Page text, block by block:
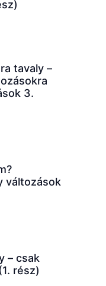
tavaly –
3.
változások
– csak
rész)